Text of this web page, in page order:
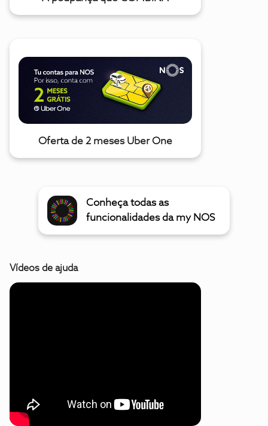
Oferta de 2 meses Uber One
Conheça todas as
funcionalidades da my NOS
Vídeos de ajuda